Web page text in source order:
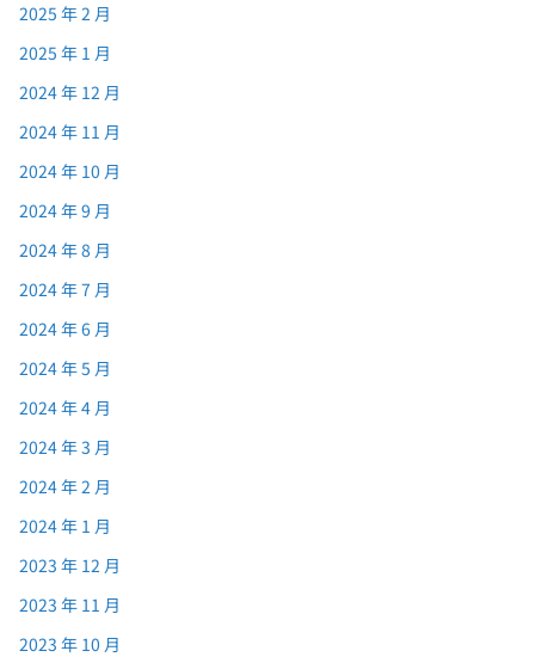
2025 年 2 月
2025 年 1 月
2024 年 12 月
2024 年 11 月
2024 年 10 月
2024 年 9 月
2024 年 8 月
2024 年 7 月
2024 年 6 月
2024 年 5 月
2024 年 4 月
2024 年 3 月
2024 年 2 月
2024 年 1 月
2023 年 12 月
2023 年 11 月
2023 年 10 月